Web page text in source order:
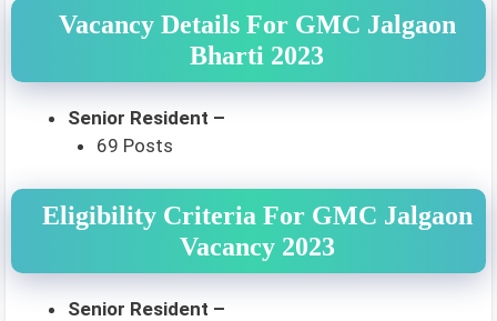
Vacancy Details For GMC Jalgaon
Bharti 2023
Senior Resident –
69 Posts
Eligibility Criteria For GMC Jalgaon
Vacancy 2023
Senior Resident –